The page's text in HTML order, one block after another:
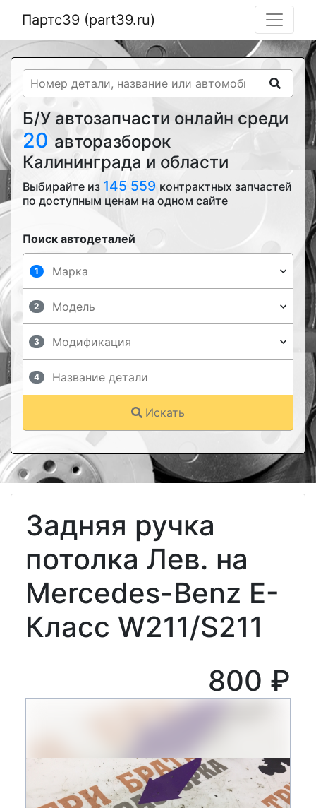
Партс39 (part39.ru)
Б/У автозапчасти онлайн среди
20 авторазборок
Калининграда и области
Выбирайте из 145 559 контрактных запчастей
по доступным ценам на одном сайте
Поиск автодеталей
1
2
3
4
Искать
Задняя ручка
потолка Лев. на
Mercedes-Benz E-
Класс W211/S211
800 ₽